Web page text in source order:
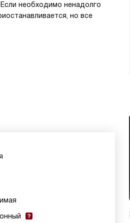
необходимо ненадолго
но все